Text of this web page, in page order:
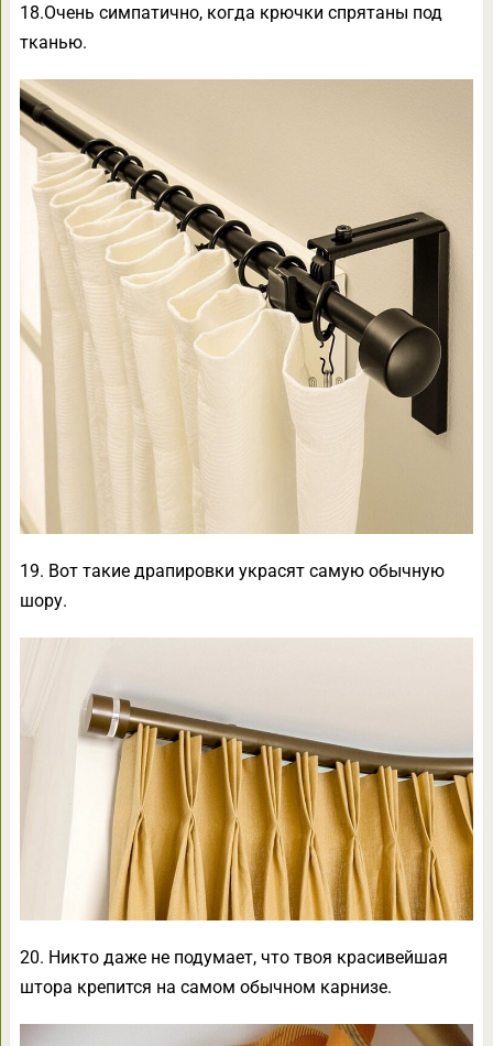
18.Очень симпатично, когда крючки спрятаны под
тканью.
19. Вот такие драпировки украсят самую обычную
шору.
20. Никто даже не подумает, что твоя красивейшая
штора крепится на самом обычном карнизе.